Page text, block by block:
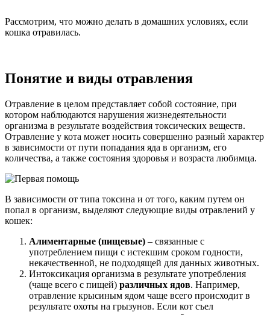
Рассмотрим, что можно делать в домашних условиях, если
кошка отравилась.
Понятие и виды отравления
Отравление в целом представляет собой состояние, при
котором наблюдаются нарушения жизнедеятельности
организма в результате воздействия токсических веществ.
Отравление у кота может носить совершенно разный характер
в зависимости от пути попадания яда в организм, его
количества, а также состояния здоровья и возраста любимца.
В зависимости от типа токсина и от того, каким путем он
попал в организм, выделяют следующие виды отравлений у
кошек:
Алиментарные (пищевые) – связанные с
употреблением пищи с истекшим сроком годности,
некачественной, не подходящей для данных животных.
Интоксикация организма в результате употребления
(чаще всего с пищей) различных ядов. Например,
отравление крысиным ядом чаще всего происходит в
результате охоты на грызунов. Если кот съел